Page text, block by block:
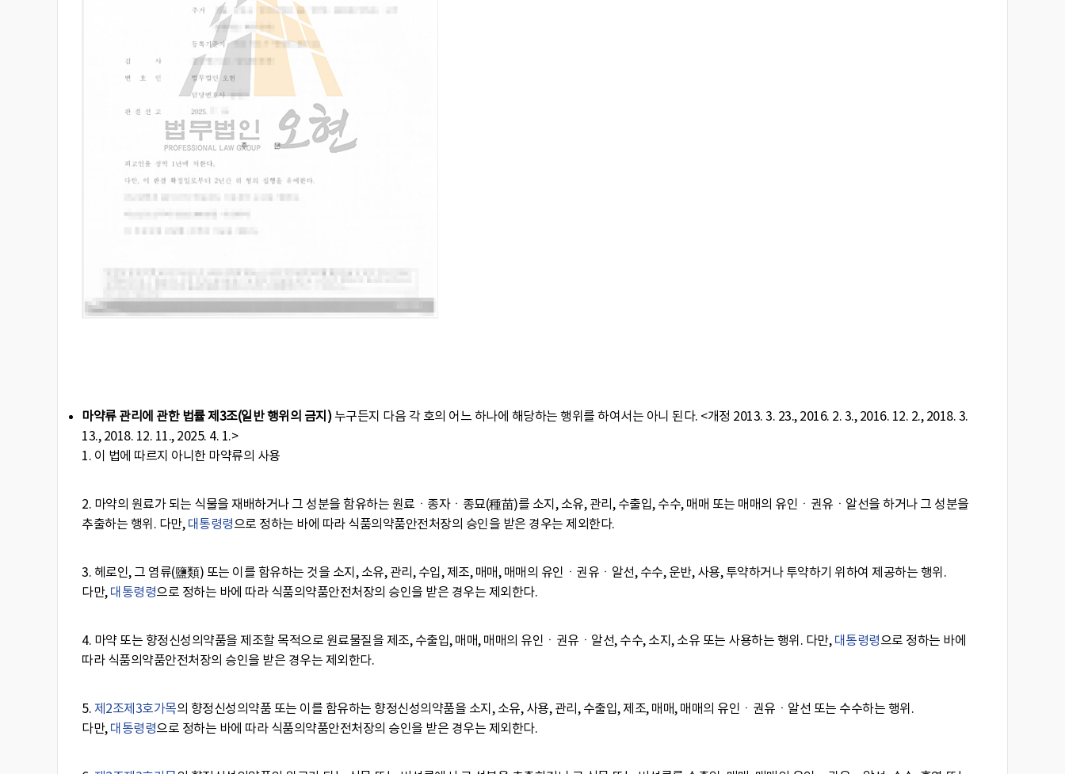
마약류 관리에 관한 법률제3조(일반 행위의 금지)누구든지 다음 각 호의 어느 하나에 해당하는 행위를 하여서는 아니 된다. <개정 2013. 3. 23., 2016. 2. 3., 2016. 12. 2., 2018. 3.
13., 2018. 12. 11., 2025. 4. 1.>
1. 이 법에 따르지 아니한 마약류의 사용
2. 마약의 원료가 되는 식물을 재배하거나 그 성분을 함유하는 원료ㆍ종자ㆍ종묘(種苗)를 소지, 소유, 관리, 수출입, 수수, 매매 또는 매매의 유인ㆍ권유ㆍ알선을 하거나 그 성분을
추출하는 행위. 다만, 대통령령으로 정하는 바에 따라 식품의약품안전처장의 승인을 받은 경우는 제외한다.
3. 헤로인, 그 염류(鹽類) 또는 이를 함유하는 것을 소지, 소유, 관리, 수입, 제조, 매매, 매매의 유인ㆍ권유ㆍ알선, 수수, 운반, 사용, 투약하거나 투약하기 위하여 제공하는 행위.
다만, 대통령령으로 정하는 바에 따라 식품의약품안전처장의 승인을 받은 경우는 제외한다.
4. 마약 또는 향정신성의약품을 제조할 목적으로 원료물질을 제조, 수출입, 매매, 매매의 유인ㆍ권유ㆍ알선, 수수, 소지, 소유 또는 사용하는 행위. 다만, 대통령령으로 정하는 바에
따라 식품의약품안전처장의 승인을 받은 경우는 제외한다.
5. 제2조제3호가목의 향정신성의약품 또는 이를 함유하는 향정신성의약품을 소지, 소유, 사용, 관리, 수출입, 제조, 매매, 매매의 유인ㆍ권유ㆍ알선 또는 수수하는 행위.
다만, 대통령령으로 정하는 바에 따라 식품의약품안전처장의 승인을 받은 경우는 제외한다.